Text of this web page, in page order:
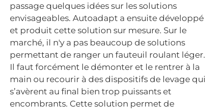
passage quelques idées sur les solutions
envisageables. Autoadapt a ensuite développé
et produit cette solution sur mesure. Sur le
marché, il n'y a pas beaucoup de solutions
permettant de ranger un fauteuil roulant léger.
Il faut forcément le démonter et le rentrer à la
main ou recourir à des dispositifs de levage qui
s’avèrent au final bien trop puissants et
encombrants. Cette solution permet de